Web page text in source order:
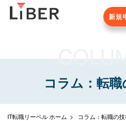
新規
コラム：転
IT転職リーベル ホーム コラム：転職の